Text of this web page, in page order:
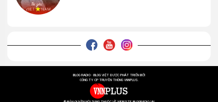
BLOG RADIO - BLOG VIỆT ĐƯỢC PHÁT TRIỂN BỞI
CÔNG TY CP TRUYỀN THÔNG VNNPLUS.